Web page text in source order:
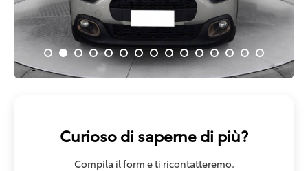
Curioso di saperne di più?
Compila il form e ti ricontatteremo.